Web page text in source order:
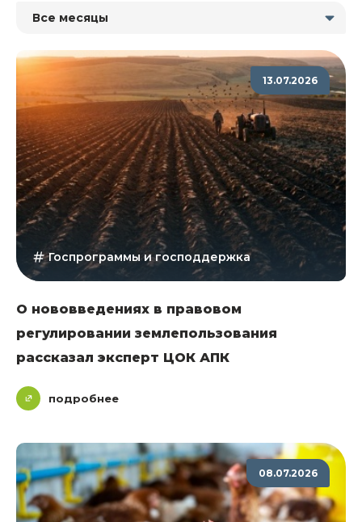
Все месяцы
13.07.2026
Госпрограммы и господдержка
О нововведениях в правовом
регулировании землепользования
рассказал эксперт ЦОК АПК
подробнее
08.07.2026